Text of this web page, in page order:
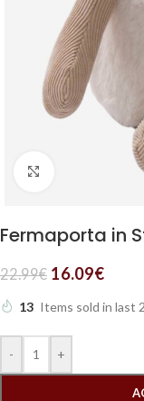
Clicca per
Fermaporta in
22.99€ 16.09€
13 Items sold in last
- +